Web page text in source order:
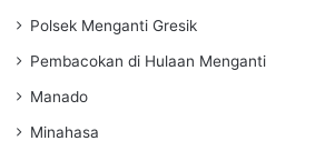
Polsek Menganti Gresik
Pembacokan di Hulaan Menganti
Manado
Minahasa